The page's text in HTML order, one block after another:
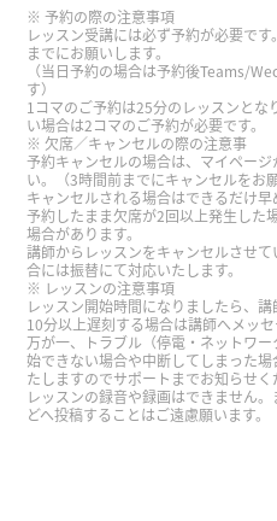
谢谢您。我要加油！
谢谢！( 30代 男性 )
谢谢您。我要加油！
谢谢您。明天见!
谢谢您。明天见!
谢谢！( 30代 男性 )
谢谢您, 好好休息！
予約の際の注意事項
レッスン受講には必ず予約が必要で
までにお願いします。
（当日予約の場合は予約後Teams/
す）
1コマのご予約は25分のレッスンとな
い場合は2コマのご予約が必要です。
欠席／キャンセルの際の注意事
予約キャンセルの場合は、マイペー
い。（3時間前までにキャンセルをお
キャンセルされる場合はできるだけ早
予約したまま欠席が2回以上発生した
場合があります。
講師からレッスンをキャンセルさせ
合には振替にて対応いたします。
レッスンの注意事項
レッスン開始時間になりましたら、
10分以上遅刻する場合は講師へメッセ
万が一、トラブル（停電・ネットワ
始できない場合や中断してしまった
たしますのでサポートまでお知らせく
レッスンの録音や録画はできません
どへ投稿することはご遠慮願います。